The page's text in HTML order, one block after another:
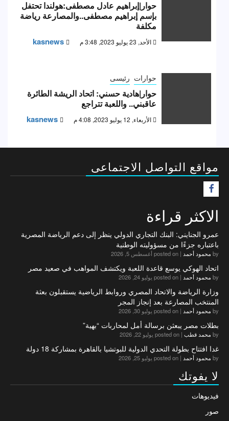
حوار|إبراهيم عادل مصطفى:هولندا تحتفل
بإسم إبراهيم مصطفى..والمصارعة رياضة
مكلفة
الأحد, 23 يوليو 2023, 3:48 م kasnews
حوارات رئيسى
حوار|هادية حسني: اتحاد الريشة الطائرة
عاقبني.. واللعبة تتراجع
الأربعاء, 12 يوليو 2023, 4:08 م kasnews
مواقع التواصل الاجتماعى
الاكثر قراءة
عمرو الجنايني: البنك التجاري الدولي ينظر إلى دعم الرياضة المصرية
باعتباره جزءًا من مسؤوليته الوطنية
by محمود أحمد | posted on أغسطس 5, 2026
اتحاد الهوكي يوسع قاعدة اللعبة ويكتشف المواهب في صعيد مصر
by محمود أحمد | posted on يوليو 24, 2026
وزارة الرياضة والاتحاد المصري وروابط الرياضية يستقبلون بعثة
المنتخب المصارعة بعد إنجاز المجر
by محمود أحمد | posted on يوليو 30, 2026
بطلات مصر يبعثن برسالة أمل لمحاربات “بهية”
by محمد قطب | posted on يوليو 22, 2026
غدا افتتاح بطولة التحدي الدولية للبوتشيا بالقاهرة بمشاركة 18 دولة
by محمود أحمد | posted on يوليو 25, 2026
لا يفوتك
فيديوهات
صور